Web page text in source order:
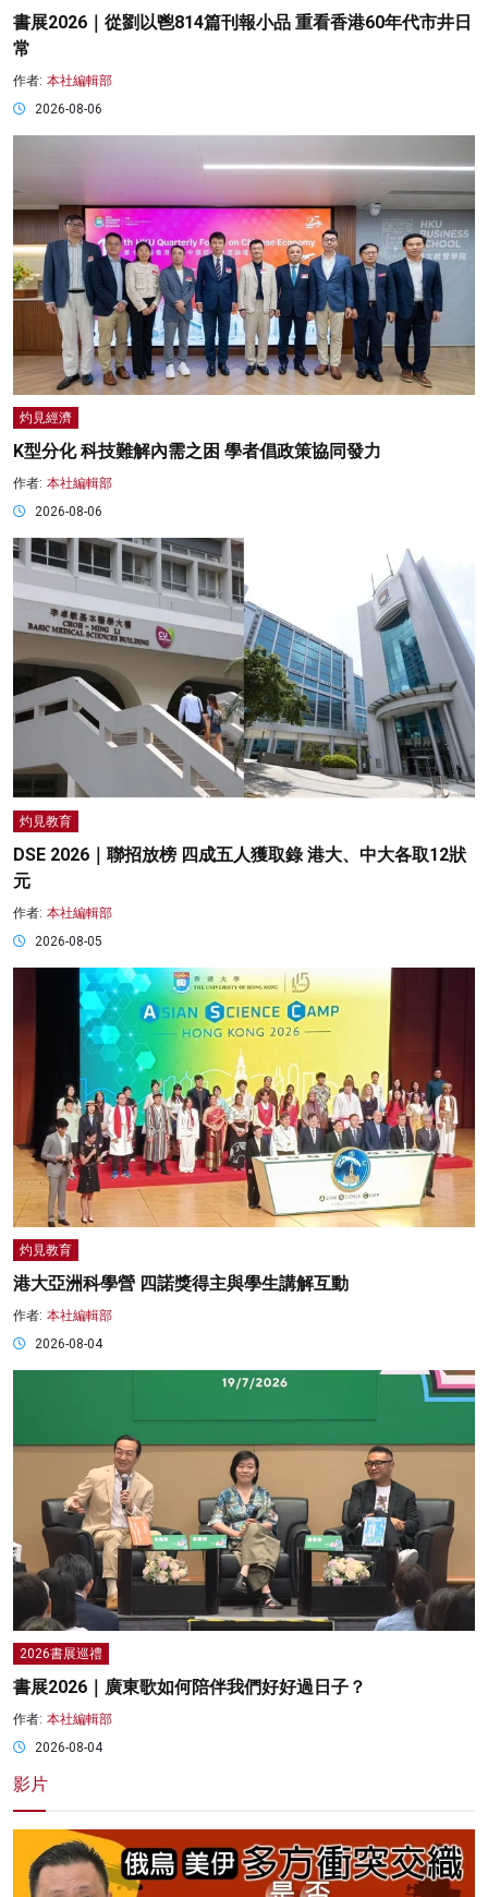
書展2026｜從劉以鬯814篇刊報小品 重看香港60年代市井日
常
作者: 本社編輯部
2026-08-06
灼見經濟
K型分化 科技難解內需之困 學者倡政策協同發力
作者: 本社編輯部
2026-08-06
灼見教育
DSE 2026｜聯招放榜 四成五人獲取錄 港大、中大各取12狀
元
作者: 本社編輯部
2026-08-05
灼見教育
港大亞洲科學營 四諾獎得主與學生講解互動
作者: 本社編輯部
2026-08-04
2026書展巡禮
書展2026｜廣東歌如何陪伴我們好好過日子？
作者: 本社編輯部
2026-08-04
影片